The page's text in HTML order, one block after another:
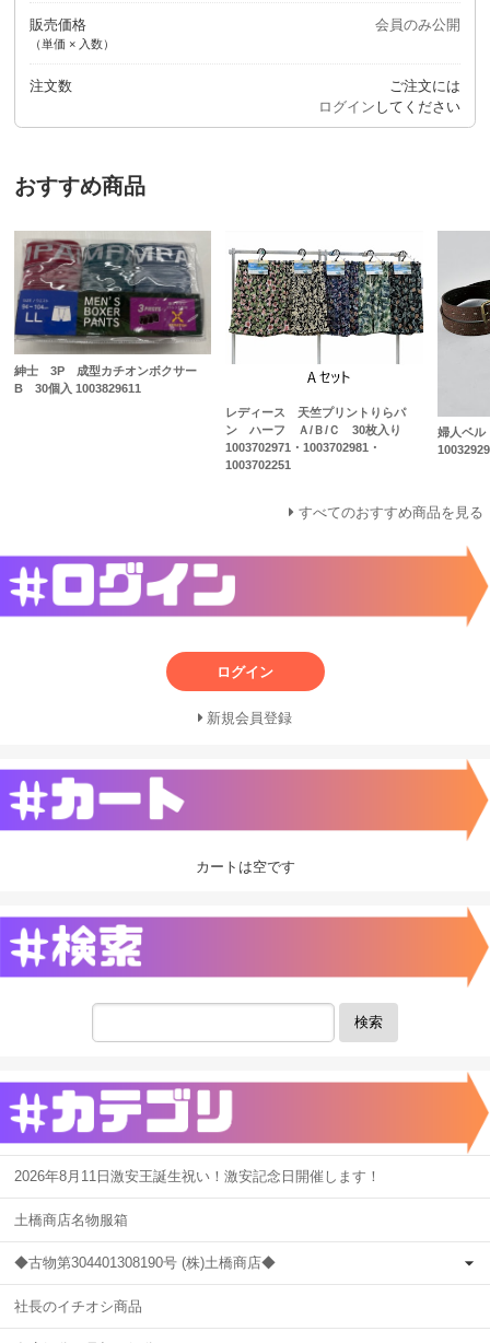
販売価格
（単価 × 入数）
会員のみ公開
注文数
ご注文には
ログイン してください
おすすめ商品
紳士 3P 成型カチオンボクサー
B 30個入 1003829611
レディース 天竺プリントりらパ
ン ハーフ Ａ/Ｂ/Ｃ 30枚入り
1003702971・1003702981・
1003702251
婦人ベ
すべてのおすすめ商品を見る
ログイン
新規会員登録
カートは空です
検索
2026年8月11日激安王誕生祝い！激安記念日開催します！
土橋商店名物服箱
◆古物第304401308190号 (株)土橋商店◆
社長のイチオシ商品